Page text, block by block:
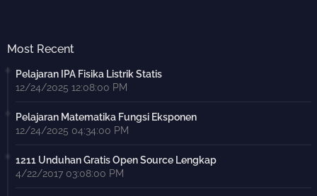
Most Recent
Pelajaran IPA Fisika Listrik Statis
12/24/2025 12:08:00 PM
Pelajaran Matematika Fungsi Eksponen
12/24/2025 04:34:00 PM
1211 Unduhan Gratis Open Source Lengkap
4/22/2017 03:08:00 PM